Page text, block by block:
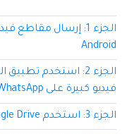
اثنين من WhatsApp، والمزيد من أجلك.
Android
فيديو كبيرة على WhatsApp
الجزء 3: استخدم Google Drive لإرسال فيديو كبير على WhatsApp